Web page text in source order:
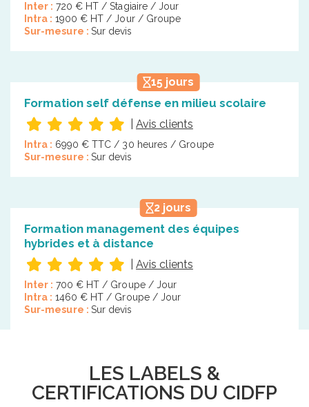
Inter : 720 € HT / Stagiaire / Jour
Intra : 1900 € HT / Jour / Groupe
Sur-mesure : Sur devis
15 jours
Formation self défense en milieu scolaire
Avis clients
Intra : 6990 € TTC / 30 heures / Groupe
Sur-mesure : Sur devis
2 jours
Formation management des équipes
hybrides et à distance
Avis clients
Inter : 700 € HT / Groupe / Jour
Intra : 1460 € HT / Groupe / Jour
Sur-mesure : Sur devis
LES LABELS &
CERTIFICATIONS DU CIDFP